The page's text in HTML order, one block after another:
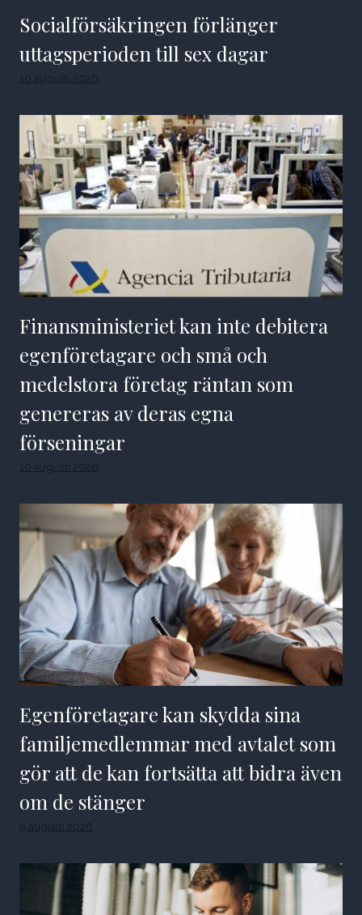
Socialförsäkringen förlänger
uttagsperioden till sex dagar
10 augusti 2026
Finansministeriet kan inte debitera
egenföretagare och små och
medelstora företag räntan som
genereras av deras egna
förseningar
10 augusti 2026
Egenföretagare kan skydda sina
familjemedlemmar med avtalet som
gör att de kan fortsätta att bidra även
om de stänger
9 augusti 2026